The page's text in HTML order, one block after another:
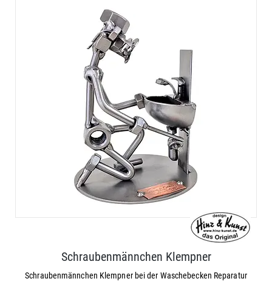
Schraubenmännchen Klempner
Schraubenmännchen Klempner bei der Waschebecken Reparatur